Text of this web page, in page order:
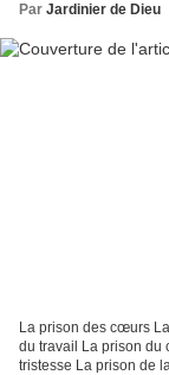
Par Jardinier de Dieu
La prison des cœurs
du travail La prison du
tristesse La prison de